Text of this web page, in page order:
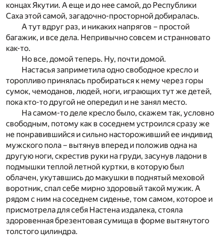
концах Якутии. А еще и до нее самой, до Республики
Саха этой самой, загадочно-просторной добиралась.
А тут вдруг раз, и никаких напрягов – простой
багажик, и все дела. Непривычно совсем и странновато
как-то.
Но все, домой теперь. Ну, почти домой.
Настасья заприметила одно свободное кресло и
торопливо принялась пробираться к нему через горы
сумок, чемоданов, людей, ноги, играющих тут же детей,
пока кто-то другой не опередил и не занял место.
На самом-то деле кресло было, скажем так, условно
свободным, потому как в соседнем устроился сразу же
не понравившийся и сильно настороживший ее индивид
мужского пола – вытянув вперед и положив одна на
другую ноги, скрестив руки на груди, засунув ладони в
подмышки теплой летной куртки, в которую был
облачен, укутавшись до макушки в поднятый меховой
воротник, спал себе мирно здоровый такой мужик. А
рядом с ним на соседнем сиденье, том самом, которое и
присмотрела для себя Настена издалека, стояла
здоровенная брезентовая сумища в форме вытянутого
толстого цилиндра.